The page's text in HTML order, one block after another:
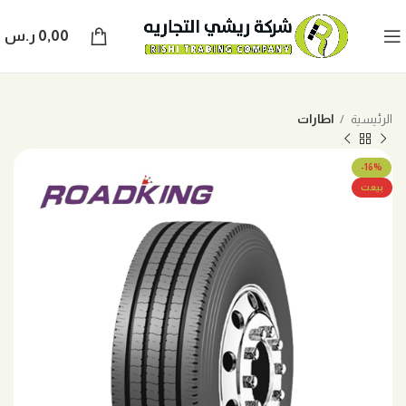
0,00 ر.س
الرئيسية اطارات
-16%
بيعت